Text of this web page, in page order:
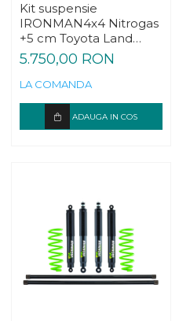
Kit suspensie
IRONMAN4x4 Nitrogas
+5 cm Toyota Land
Cruiser J100
5.750,00 RON
LA COMANDA
ADAUGA IN COS